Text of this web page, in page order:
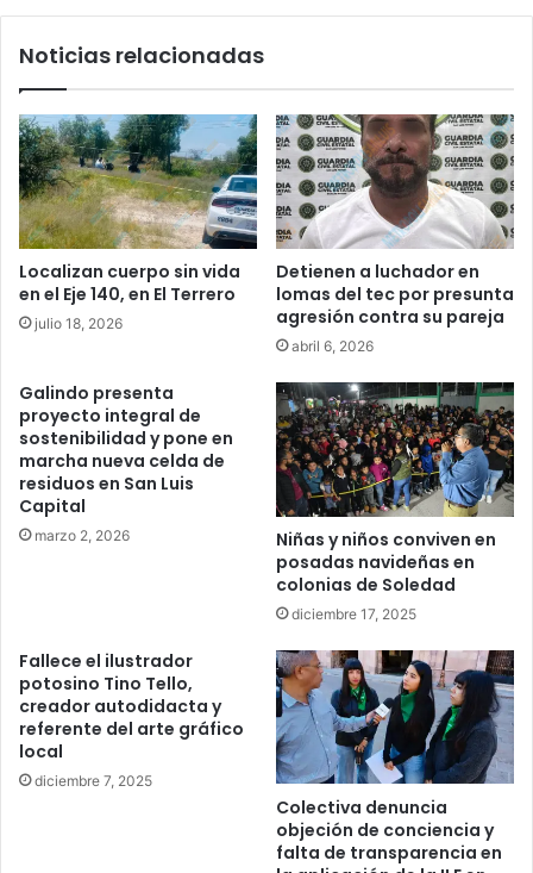
Noticias relacionadas
Localizan cuerpo sin vida
en el Eje 140, en El Terrero
julio 18, 2026
Detienen a luchador en
lomas del tec por presunta
agresión contra su pareja
abril 6, 2026
Galindo presenta
proyecto integral de
sostenibilidad y pone en
marcha nueva celda de
residuos en San Luis
Capital
marzo 2, 2026
Niñas y niños conviven en
posadas navideñas en
colonias de Soledad
diciembre 17, 2025
Fallece el ilustrador
potosino Tino Tello,
creador autodidacta y
referente del arte gráfico
local
diciembre 7, 2025
Colectiva denuncia
objeción de conciencia y
falta de transparencia en